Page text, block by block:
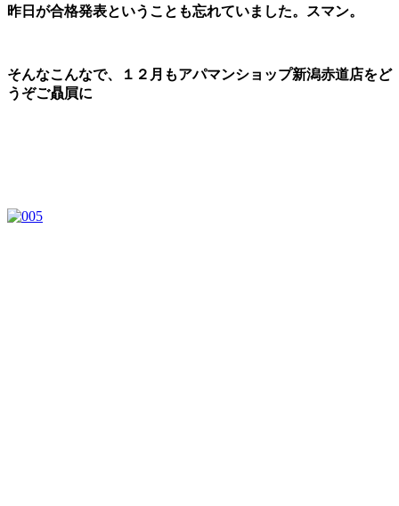
昨日が合格発表ということも忘れていました。スマン。
そんなこんなで、１２月もアパマンショップ新潟赤道店をど
うぞご贔屓に